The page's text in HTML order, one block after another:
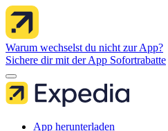
Warum wechselst du nicht zur App?
Sichere dir mit der App Sofortrabatte
App herunterladen